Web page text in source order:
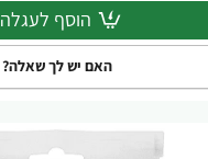
הוסף לעגלה
האם יש לך שאלה?